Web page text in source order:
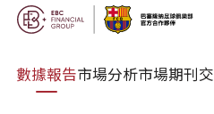
數據報告市場分析市場期刊